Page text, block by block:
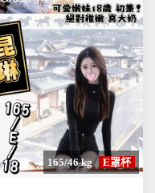
165/46 kg E罩杯